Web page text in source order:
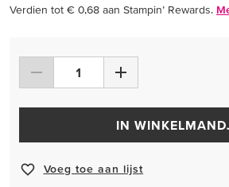
Verdien tot € 0,68 aan Stampin’ Rewards.
IN
Voeg toe aan lijst